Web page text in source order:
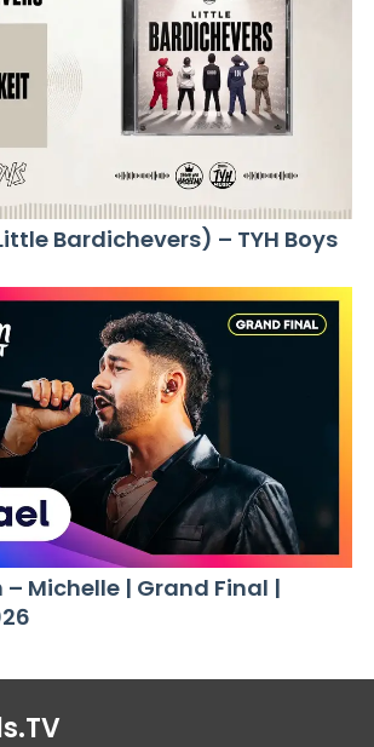
Bardichevers) – TYH Boys
Michelle | Grand Final |